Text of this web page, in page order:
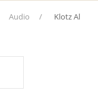
Audio
Klotz Al